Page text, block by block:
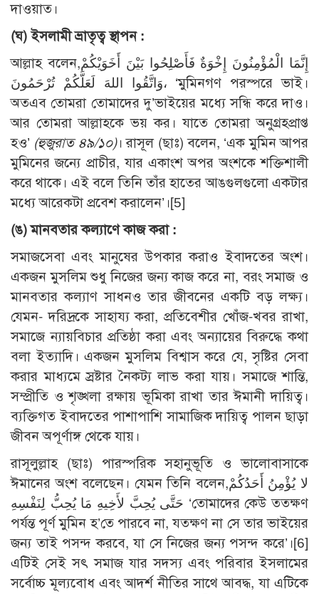
দাওয়াত।
(ঘ) ইসলামী ভ্রাতৃত্ব স্থাপন :
আল্লাহ বলেন,إِنَّمَا الْمُؤْمِنُونَ إِخْوَةٌ فَأَصْلِحُوا بَيْنَ أَخَوَيْكُمْ
وَاتَّقُوا اللهَ لَعَلَّكُمْ تُرْحَمُونَ، ‘মুমিনগণ পরস্পরে ভাই।
অতএব তোমরা তোমাদের দু’ভাইয়ের মধ্যে সন্ধি করে দাও।
আর তোমরা আল্লাহকে ভয় কর। যাতে তোমরা অনুগ্রহপ্রাপ্ত
হও’ (হুজুরাত ৪৯/১০)। রাসূল (ছাঃ) বলেন, ‘এক মুমিন আপর
মুমিনের জন্যে প্রাচীর, যার একাংশ অপর অংশকে শক্তিশালী
করে থাকে। এই বলে তিনি তাঁর হাতের আঙগুলগুলো একটার
মধ্যে আরেকটা প্রবেশ করালেন’।[5]
(ঙ) মানবতার কল্যাণে কাজ করা :
সমাজসেবা এবং মানুষের উপকার করাও ইবাদতের অংশ।
একজন মুসলিম শুধু নিজের জন্য কাজ করে না, বরং সমাজ ও
মানবতার কল্যাণ সাধনও তার জীবনের একটি বড় লক্ষ্য।
যেমন- দরিদ্রকে সাহায্য করা, প্রতিবেশীর খোঁজ-খবর রাখা,
সমাজে ন্যায়বিচার প্রতিষ্ঠা করা এবং অন্যায়ের বিরুদ্ধে কথা
বলা ইত্যাদি। একজন মুসলিম বিশ্বাস করে যে, সৃষ্টির সেবা
করার মাধ্যমে স্রষ্টার নৈকট্য লাভ করা যায়। সমাজে শান্তি,
সম্প্রীতি ও শৃঙ্খলা রক্ষায় ভূমিকা রাখা তার ঈমানী দায়িত্ব।
ব্যক্তিগত ইবাদতের পাশাপাশি সামাজিক দায়িত্ব পালন ছাড়া
জীবন অপূর্ণাঙ্গ থেকে যায়।
রাসূলুল্লাহ (ছাঃ) পারস্পরিক সহানুভূতি ও ভালোবাসাকে
ঈমানের অংশ বলেছেন। যেমন তিনি বলেন,لا يُؤْمِنُ أَحَدُكُمْ
حَتَّى يُحِبَّ لأَخِيهِ مَا يُحِبُّ لِنَفْسِهِ ‘তোমাদের কেউ ততক্ষণ
পর্যন্ত পূর্ণ মুমিন হ’তে পারবে না, যতক্ষণ না সে তার ভাইয়ের
জন্য তাই পসন্দ করবে, যা সে নিজের জন্য পসন্দ করে’।[6]
এটিই সেই সৎ সমাজ যার সদস্য এবং পরিবার ইসলামের
সর্বোচ্চ মূল্যবোধ এবং আদর্শ নীতির সাথে আবদ্ধ, যা এটিকে